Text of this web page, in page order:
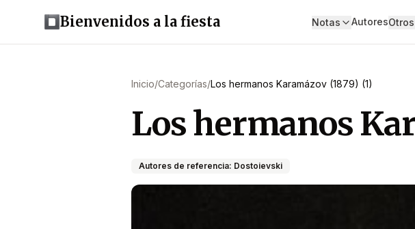
Bienvenidos a la fiesta Notas Autores
Inicio/Categorías/Los hermanos Karamázov (1879) (1)
Los hermanos
Autores de referencia: Dostoievski